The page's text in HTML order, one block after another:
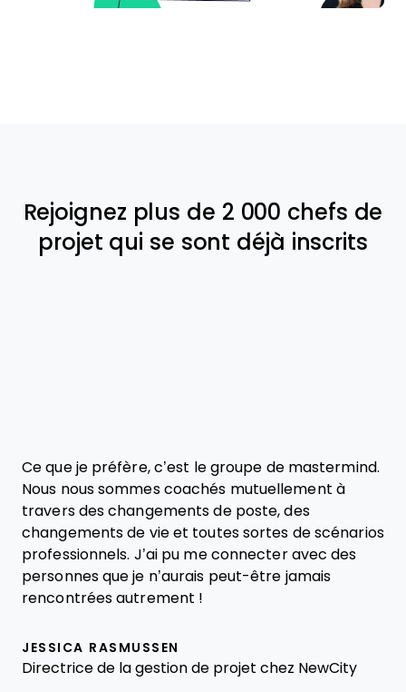
Rejoignez plus de 2 000 chefs de
projet qui se sont déjà inscrits
Ce que je préfère, c’est le groupe de mastermind.
Nous nous sommes coachés mutuellement à
travers des changements de poste, des
changements de vie et toutes sortes de scénarios
professionnels. J’ai pu me connecter avec des
personnes que je n’aurais peut-être jamais
rencontrées autrement !
JESSICA RASMUSSEN
Directrice de la gestion de projet chez NewCity